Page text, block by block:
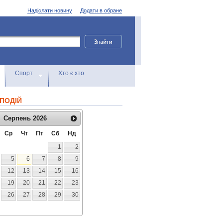
Додати в обране
Надіслати новину
Спорт Хто є хто
Серпень 2026
Ср Чт Пт Сб
Нд
1
2
5 6 7 8
9
12 13 14 15
16
19 20 21 22
23
26 27 28 29
30